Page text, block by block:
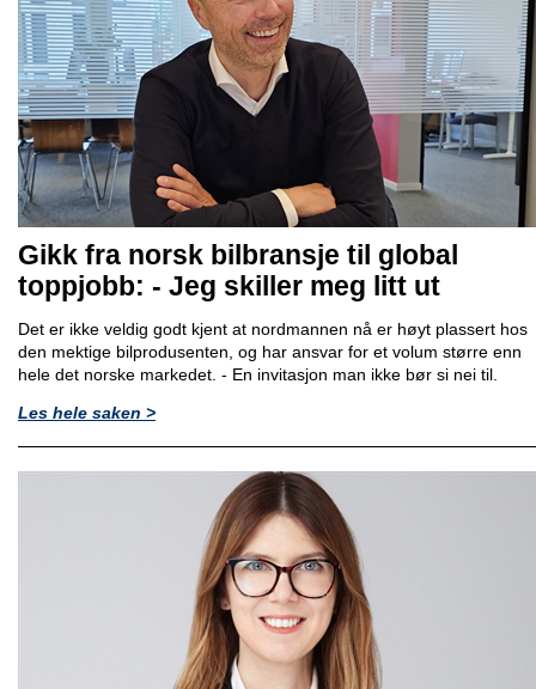
Gikk fra norsk bilbransje til global
toppjobb: - Jeg skiller meg litt ut
Det er ikke veldig godt kjent at nordmannen nå er høyt plassert hos
den mektige bilprodusenten, og har ansvar for et volum større enn
hele det norske markedet. - En invitasjon man ikke bør si nei til.
Les hele saken >